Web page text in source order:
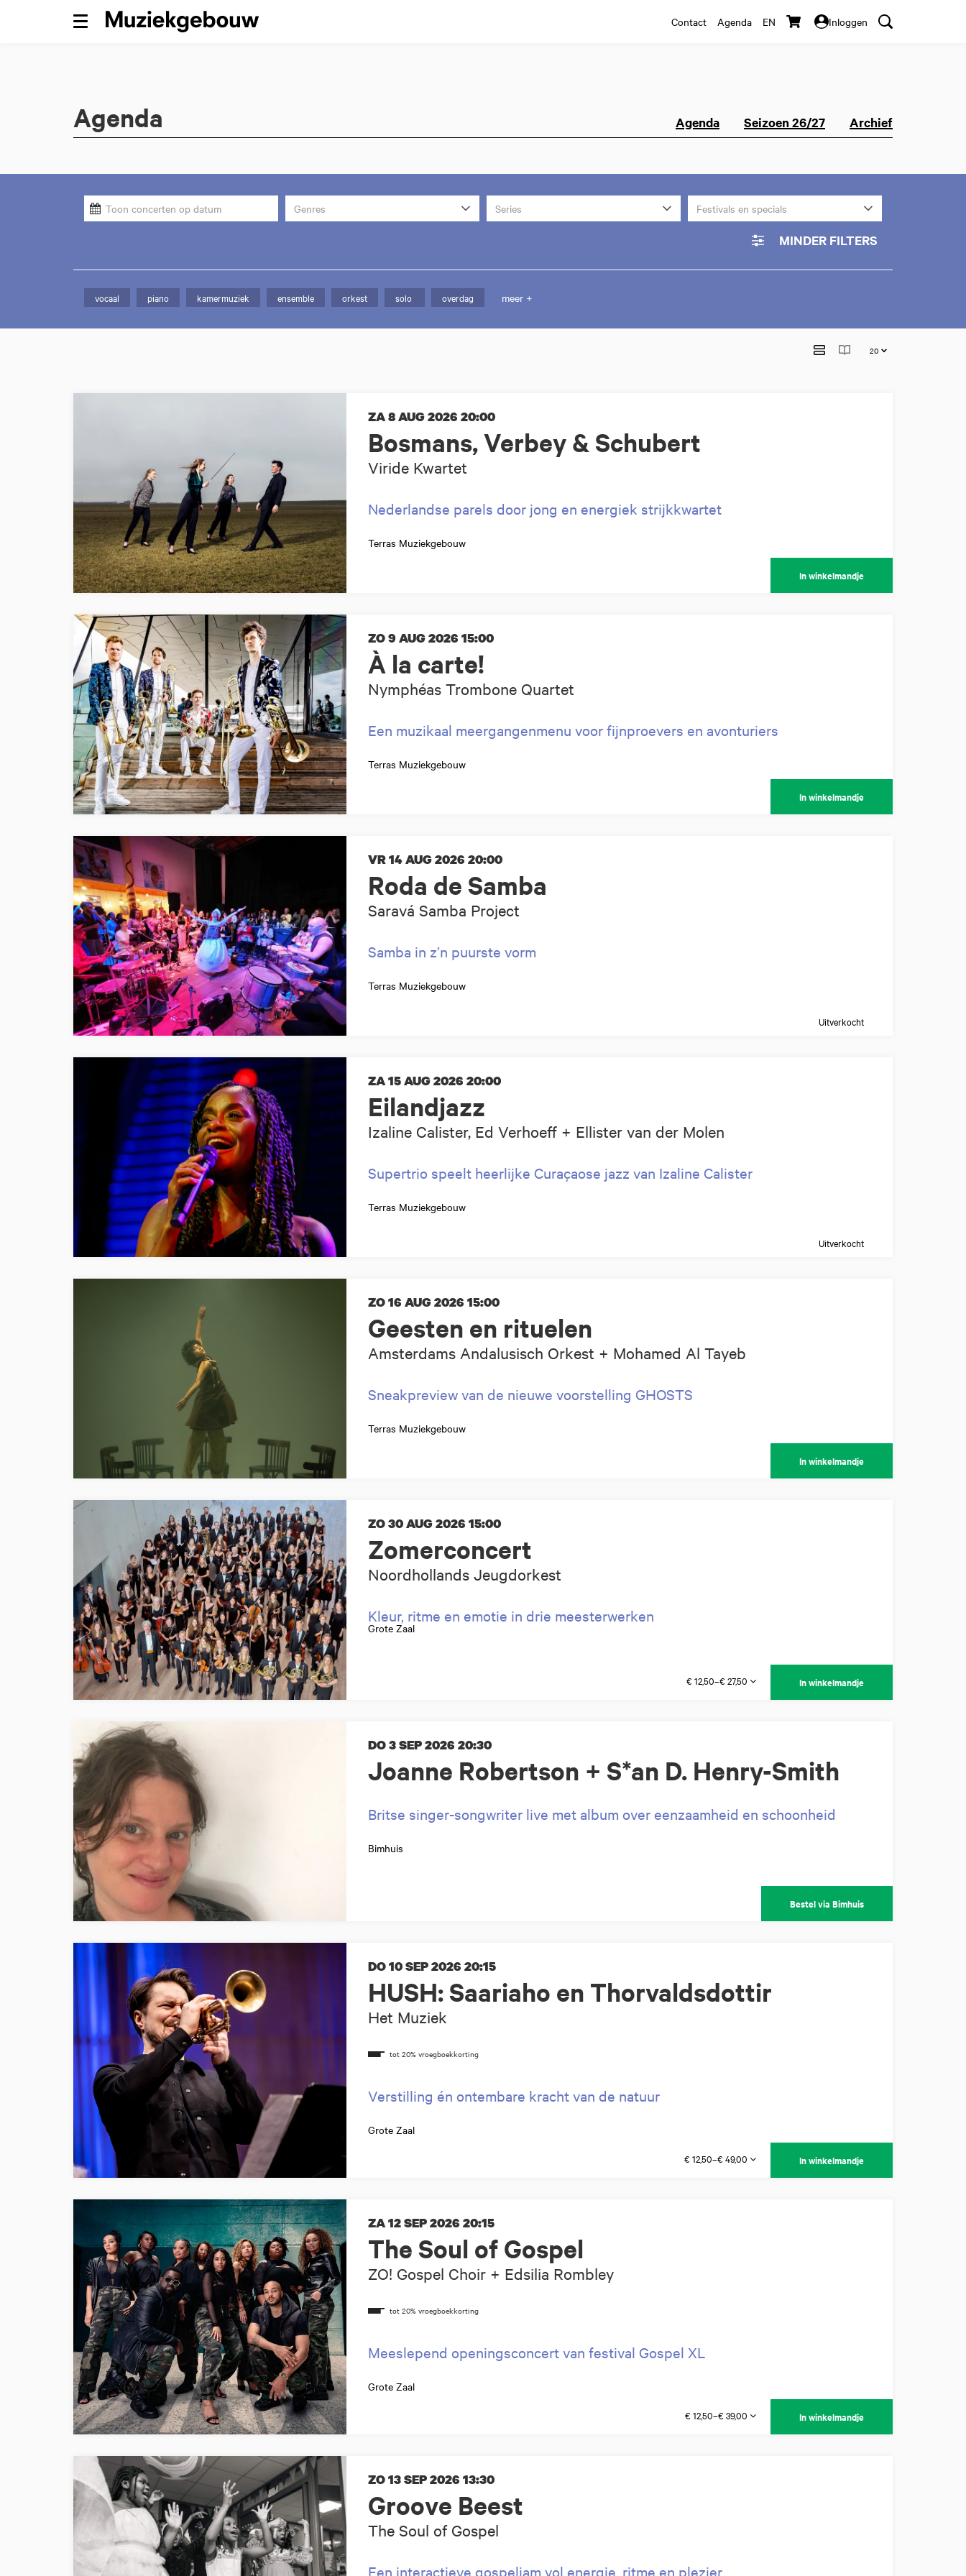
Contact Agenda EN Inloggen
Menu
Agenda Seizoen 26/27 Archief
Agenda
Genres Series Festivals en specials
MINDER FILTERS
vocaal piano kamermuziek ensemble orkest solo overdag meer +
Bosmans, Verbey & Schubert
Viride Kwartet
ZA 8 AUG 2026 20:00
Nederlandse parels door jong en energiek strijkkwartet
Terras Muziekgebouw
In winkelmandje
À la carte!
Nymphéas Trombone Quartet
ZO 9 AUG 2026 15:00
Een muzikaal meergangenmenu voor fijnproevers en avonturiers
Terras Muziekgebouw
In winkelmandje
Roda de Samba
Saravá Samba Project
VR 14 AUG 2026 20:00
Samba in z’n puurste vorm
Terras Muziekgebouw
Uitverkocht
Eilandjazz
Izaline Calister, Ed Verhoeff + Ellister van der Molen
ZA 15 AUG 2026 20:00
Supertrio speelt heerlijke Curaçaose jazz van Izaline Calister
Terras Muziekgebouw
Uitverkocht
Geesten en rituelen
Amsterdams Andalusisch Orkest + Mohamed Al Tayeb
ZO 16 AUG 2026 15:00
Sneakpreview van de nieuwe voorstelling GHOSTS
Terras Muziekgebouw
In winkelmandje
Zomerconcert
Noordhollands Jeugdorkest
ZO 30 AUG 2026 15:00
Kleur, ritme en emotie in drie meesterwerken
Grote Zaal
€ 12,50–€ 27,50 In winkelmandje
Joanne Robertson + S*an D. Henry-Smith
DO 3 SEP 2026 20:30
Britse singer-songwriter live met album over eenzaamheid en schoonheid
Bimhuis
Bestel via Bimhuis
HUSH: Saariaho en Thorvaldsdottir
Het Muziek
DO 10 SEP 2026 20:15
Verstilling én ontembare kracht van de natuur
Grote Zaal
€ 12,50–€ 49,00 In winkelmandje
The Soul of Gospel
ZO! Gospel Choir + Edsilia Rombley
ZA 12 SEP 2026 20:15
Meeslepend openingsconcert van festival Gospel XL
Grote Zaal
€ 12,50–€ 39,00 In winkelmandje
Groove Beest
The Soul of Gospel
ZO 13 SEP 2026 13:30
Een interactieve gospeljam vol energie, ritme en plezier